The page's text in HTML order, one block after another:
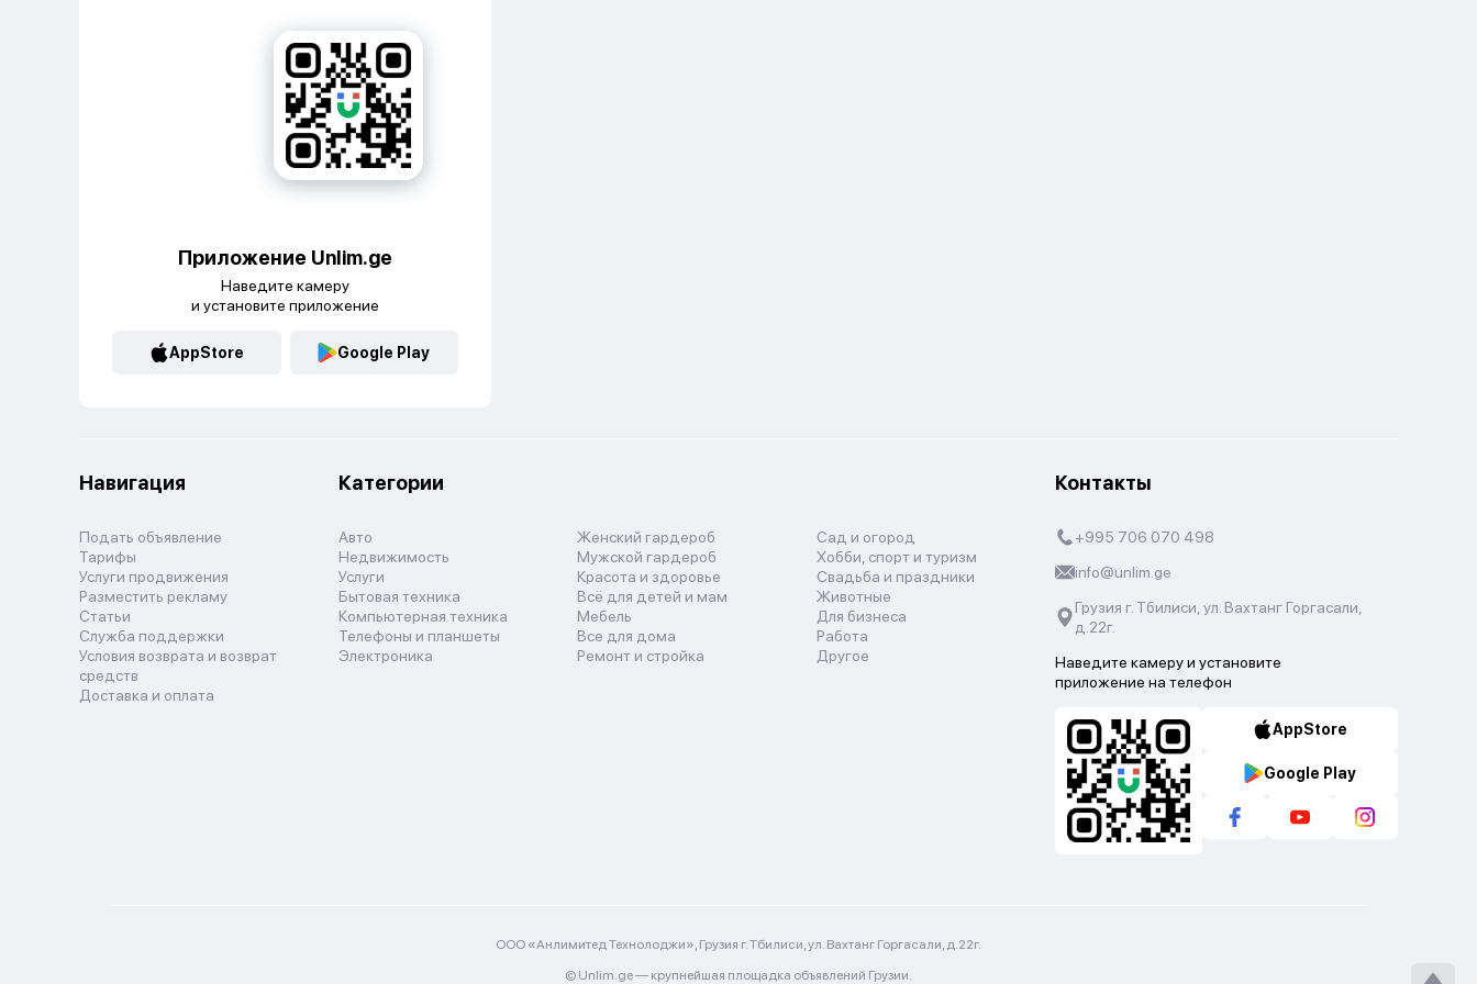
Приложение Unlim.ge
Наведите камеру
и установите приложение
AppStore Google Play
Навигация
Подать объявление
Тарифы
Услуги продвижения
Разместить рекламу
Статьи
Служба поддержки
Условия возврата и возврат
средств
Доставка и оплата
Категории
Авто
Недвижимость
Услуги
Бытовая техника
Компьютерная техника
Телефоны и планшеты
Электроника
Женский гардероб
Мужской гардероб
Красота и здоровье
Всё для детей и мам
Мебель
Все для дома
Ремонт и стройка
Сад и огород
Хобби, спорт и туризм
Свадьба и праздники
Животные
Для бизнеса
Работа
Другое
Контакты
+995 706 070 498
info@unlim.ge
Грузия г. Тбилиси, ул. Вахтанг Горгасали,
д.22г.
Наведите камеру и установите
приложение на телефон
AppStore
Google Play
ООО «Анлимитед Технолоджи», Грузия г. Тбилиси, ул. Вахтанг Горгасали, д.22г.
© Unlim.ge — крупнейшая площадка объявлений Грузии.